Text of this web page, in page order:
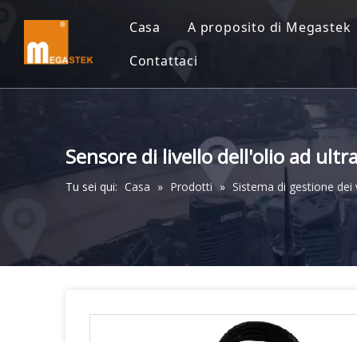
Casa A proposito di Megastek
Contattaci
Sensore di livello dell'olio ad
Tu sei qui: Casa » Prodotti » Sistema di gestione